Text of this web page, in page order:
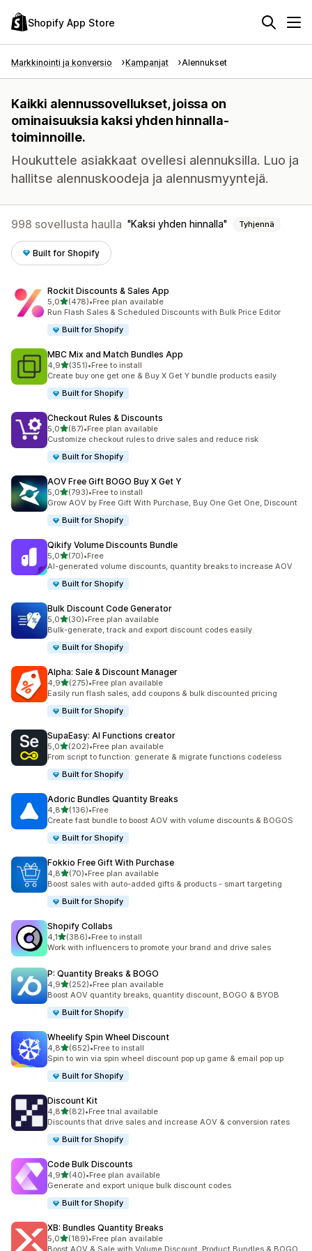
Shopify App Store
Markkinointi ja konversio Kampanjat Alennukset
Kaikki alennussovellukset, joissa on
ominaisuuksia kaksi yhden hinnalla-
toiminnoille.
Houkuttele asiakkaat ovellesi alennuksilla. Luo ja
hallitse alennuskoodeja ja alennusmyyntejä.
998 sovellusta haulla Kaksi yhden hinnalla Tyhjennä
Built for Shopify
Rockit Discounts & Sales App
5,0/ 5 tähteä
(478)
478 arvostelua yhteensä
•Free plan available
Run Flash Sales & Scheduled Discounts with Bulk Price Editor
Built for Shopify
MBC Mix and Match Bundles App
4,9/ 5 tähteä
(351)
351 arvostelua yhteensä
•Free to install
Create buy one get one & Buy X Get Y bundle products easily
Built for Shopify
Checkout Rules & Discounts
5,0/ 5 tähteä
(87)
87 arvostelua yhteensä
•Free plan available
Customize checkout rules to drive sales and reduce risk
Built for Shopify
AOV Free Gift BOGO Buy X Get Y
5,0/ 5 tähteä
(793)
793 arvostelua yhteensä
•Free to install
Grow AOV by Free Gift With Purchase, Buy One Get One, Discount
Built for Shopify
Qikify Volume Discounts Bundle
5,0/ 5 tähteä
(70)
70 arvostelua yhteensä
•Free
AI-generated volume discounts, quantity breaks to increase AOV
Built for Shopify
Bulk Discount Code Generator
5,0/ 5 tähteä
(30)
30 arvostelua yhteensä
•Free plan available
Bulk-generate, track and export discount codes easily.
Built for Shopify
Alpha: Sale & Discount Manager
4,9/ 5 tähteä
(275)
275 arvostelua yhteensä
•Free plan available
Easily run flash sales, add coupons & bulk discounted pricing
Built for Shopify
SupaEasy: AI Functions creator
5,0/ 5 tähteä
(202)
202 arvostelua yhteensä
•Free plan available
From script to function: generate & migrate functions codeless
Built for Shopify
Adoric Bundles Quantity Breaks
4,8/ 5 tähteä
(136)
136 arvostelua yhteensä
•Free
Create fast bundle to boost AOV with volume discounts & BOGOS
Built for Shopify
Fokkio Free Gift With Purchase
4,8/ 5 tähteä
(70)
70 arvostelua yhteensä
•Free plan available
Boost sales with auto-added gifts & products - smart targeting
Built for Shopify
Shopify Collabs
4,1/ 5 tähteä
(386)
386 arvostelua yhteensä
•Free to install
Work with influencers to promote your brand and drive sales
P: Quantity Breaks & BOGO
4,9/ 5 tähteä
(252)
252 arvostelua yhteensä
•Free plan available
Boost AOV quantity breaks, quantity discount, BOGO & BYOB
Built for Shopify
Wheelify Spin Wheel Discount
4,8/ 5 tähteä
(652)
652 arvostelua yhteensä
•Free to install
Spin to win via spin wheel discount pop up game & email pop up
Built for Shopify
Discount Kit
4,8/ 5 tähteä
(82)
82 arvostelua yhteensä
•Free trial available
Discounts that drive sales and increase AOV & conversion rates
Built for Shopify
Code Bulk Discounts
4,9/ 5 tähteä
(40)
40 arvostelua yhteensä
•Free plan available
Generate and export unique bulk discount codes
Built for Shopify
XB: Bundles Quantity Breaks
5,0/ 5 tähteä
(189)
189 arvostelua yhteensä
•Free plan available
Boost AOV & Sale with Volume Discount, Product Bundles & BOGO